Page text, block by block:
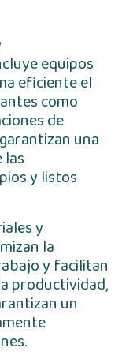
equipos
eficiente el
como
de
una
y listos
y
la
y facilitan
productividad,
un